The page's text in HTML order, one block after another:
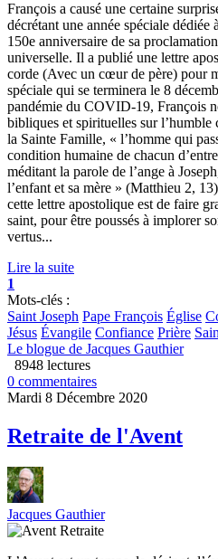
François a causé une certaine
décrétant une année spéciale dédiée
150e anniversaire de sa
universelle. Il a publié une lettre
corde (Avec un cœur de père) pour
spéciale qui se terminera le 8
pandémie du COVID-19, François
bibliques et spirituelles sur l’humble
la Sainte Famille, « l’homme qui
condition humaine de chacun
méditant la parole de l’ange à
l’enfant et sa mère » (Matthieu 2,
cette lettre apostolique est de faire
saint, pour être poussés à implorer
vertus...
Lire la suite
1
Mots-clés :
Saint Joseph Pape François Église
Jésus Évangile Confiance Prière
Le blogue de Jacques Gauthier
8948 lectures
0 commentaires
Mardi 8 Décembre 2020
Retraite de l'Avent
Jacques Gauthier